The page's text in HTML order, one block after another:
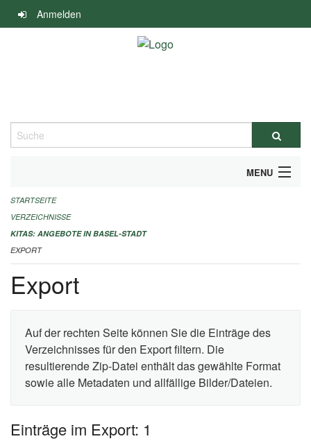
Navigation
überspringen
Anmelden
Suche
MENU
ALLGEMEINE INFORMATIONEN
IMPRESSUM
STARTSEITE
VERZEICHNISSE
KITAS: ANGEBOTE IN BASEL-STADT
EXPORT
Export
Auf der rechten Seite können Sie die Einträge des
Verzeichnisses für den Export filtern. Die
resultierende Zip-Datei enthält das gewählte Format
sowie alle Metadaten und allfällige Bilder/Dateien.
Einträge im Export: 1